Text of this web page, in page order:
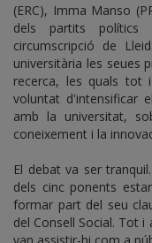
(ERC), Imma Manso
dels partits polítics
circumscripció de
universitària les seues
recerca, les quals tot
voluntat d'intensificar
amb la universitat,
coneixement i la
El debat va ser
dels cinc ponents
formar part del seu
del Consell Social. Tot